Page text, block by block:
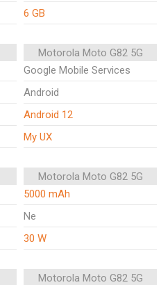
6 GB
Motorola Moto G82 5G
Google Mobile Services
Android
Android 12
My UX
Motorola Moto G82 5G
5000 mAh
Ne
30 W
Motorola Moto G82 5G